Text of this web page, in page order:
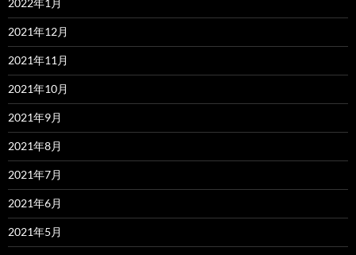
2022年1月
2021年12月
2021年11月
2021年10月
2021年9月
2021年8月
2021年7月
2021年6月
2021年5月